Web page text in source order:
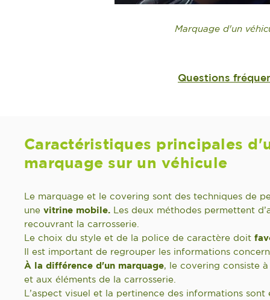
Marquage d'un
Questions
Caractéristiques principales
marquage sur un véhicule
Le marquage et le covering sont des techniques de
une vitrine mobile. Les deux méthodes permettent
recouvrant la carrosserie.
Le choix du style et de la police de caractère doit
Il est important de regrouper les informations
À la différence d'un marquage, le covering consiste
et aux éléments de la carrosserie.
L’aspect visuel et la pertinence des informations